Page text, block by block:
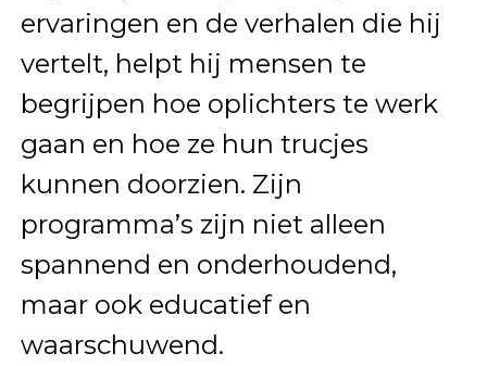
ervaringen en de verhalen die hij
vertelt, helpt hij mensen te
begrijpen hoe oplichters te werk
gaan en hoe ze hun trucjes
kunnen doorzien. Zijn
programma’s zijn niet alleen
spannend en onderhoudend,
maar ook educatief en
waarschuwend.